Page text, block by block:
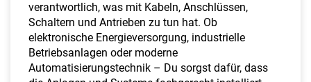
verantwortlich, was mit Kabeln, Anschlüssen,
Schaltern und Antrieben zu tun hat. Ob
elektronische Energieversorgung, industrielle
Betriebsanlagen oder moderne
Automatisierungstechnik – Du sorgst dafür, dass